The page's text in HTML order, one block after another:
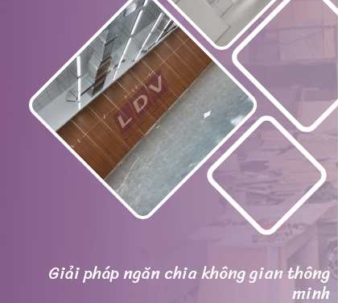
Giải pháp ngăn chia không gian thông
minh